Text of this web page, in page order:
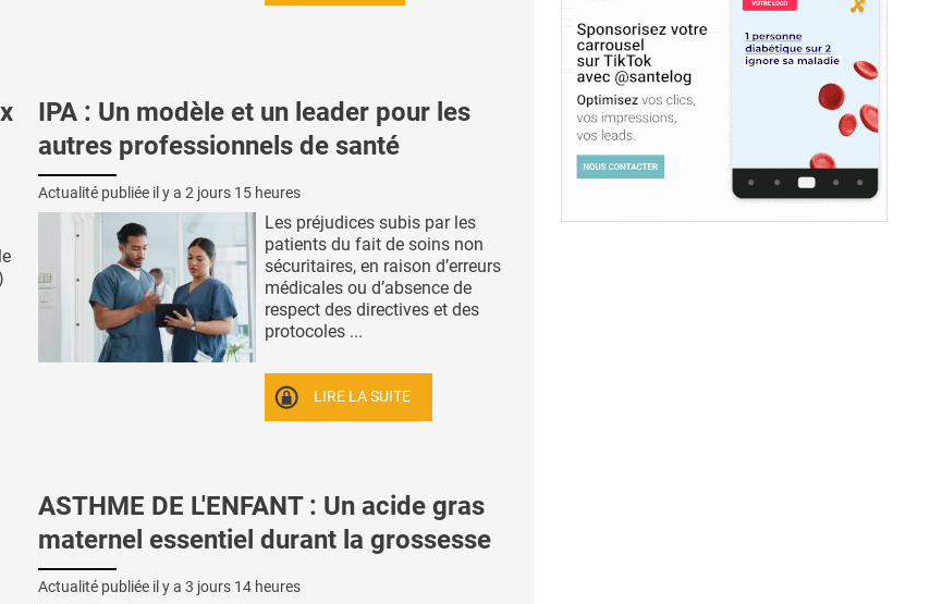
IPA : Un modèle et un leader pour les
autres professionnels de santé
Actualité publiée il y a 2 jours 15 heures
Les préjudices subis par les
patients du fait de soins non
sécuritaires, en raison d’erreurs
médicales ou d’absence de
respect des directives et des
protocoles ...
LIRE LA SUITE
ASTHME DE L'ENFANT : Un acide gras
maternel essentiel durant la grossesse
Actualité publiée il y a 3 jours 14 heures